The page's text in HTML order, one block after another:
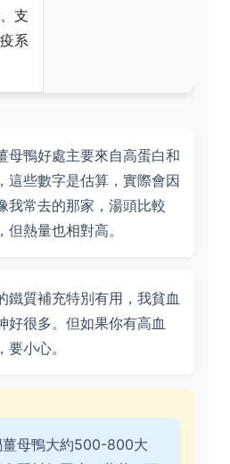
支
系
母鴨好處主要來自高蛋白和
這些數字是估算，實際會因
我常去的那家，湯頭比較
熱量也相對高。
鐵質補充特別有用，我貧血
好很多。但如果你有高血
小心。
薑母鴨大約500-800大